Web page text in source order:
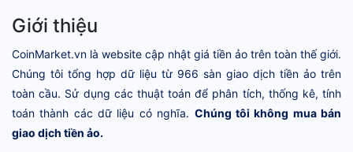
Giới thiệu
CoinMarket.vn là website cập nhật giá tiền ảo trên toàn thế giới.
Chúng tôi tổng hợp dữ liệu từ 966 sàn giao dịch tiền ảo trên
toàn cầu. Sử dụng các thuật toán để phân tích, thống kê, tính
toán thành các dữ liệu có nghĩa. Chúng tôi không mua bán
giao dịch tiền ảo.